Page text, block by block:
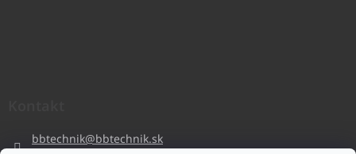
bbtechnik@bbtechnik.sk